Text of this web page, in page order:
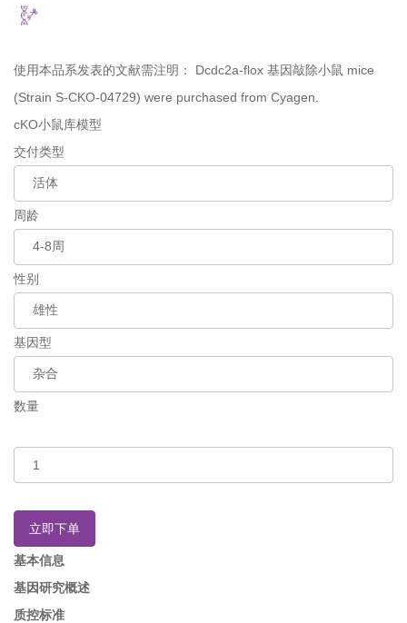
使用本品系发表的文献需注明： Dcdc2a-flox 基因敲除小鼠 mice
(Strain S-CKO-04729) were purchased from Cyagen.
cKO小鼠库模型
交付类型
周龄
性别
基因型
数量
立即下单
基本信息
基因研究概述
质控标准